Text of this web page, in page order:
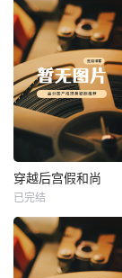
未知
热播
未知
穿越后宫假和尚
已完结